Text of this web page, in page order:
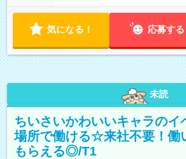
気になる！ 応募する
未読
ちいさいかわいいキャラのイ
場所で働ける☆来社不要！働
もらえる◎/T1